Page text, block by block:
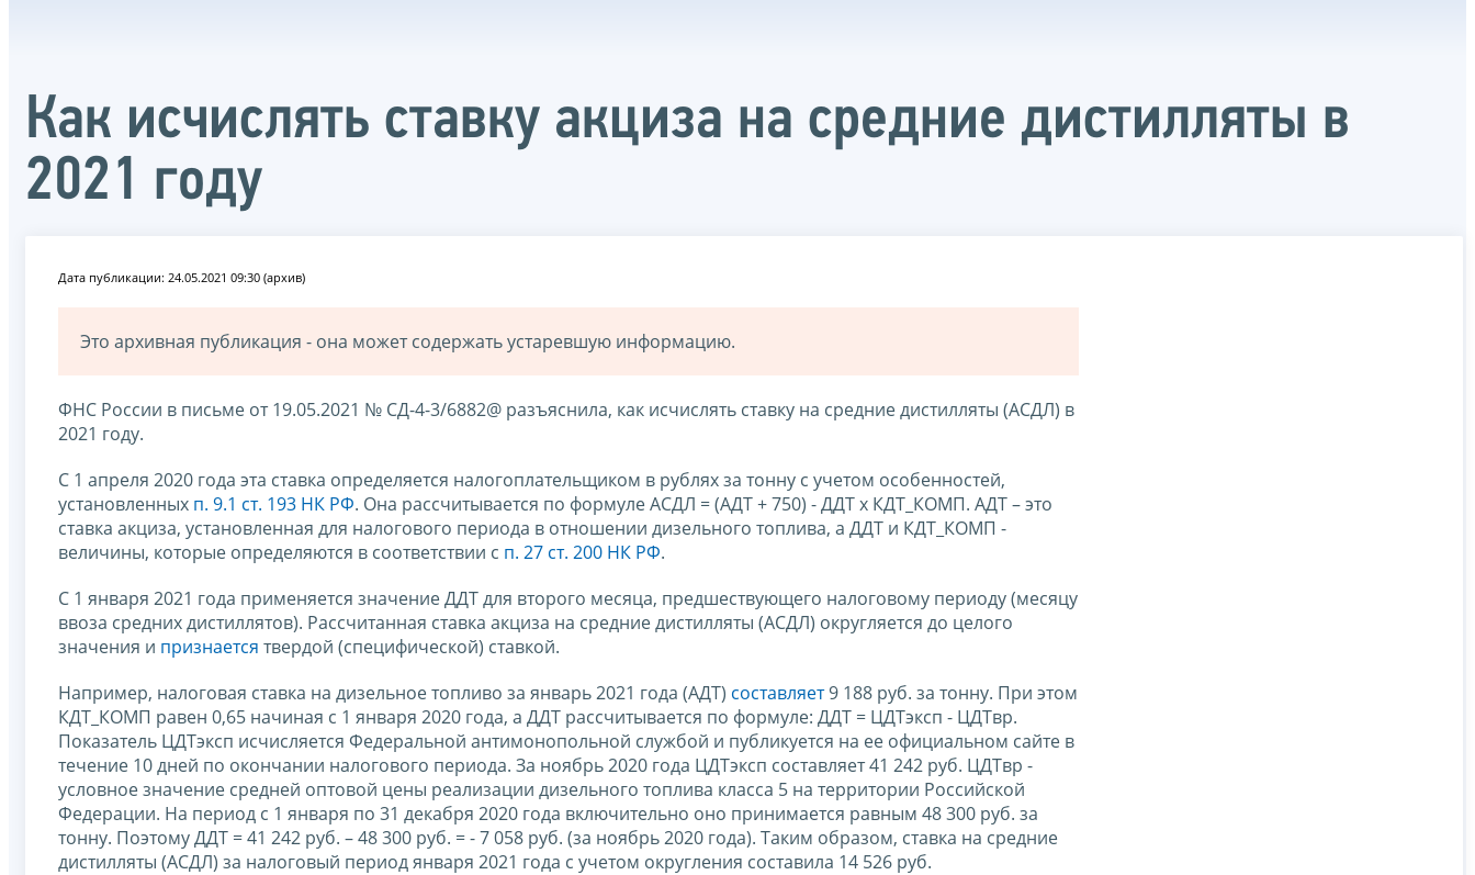
Как исчислять ставку акциза на средние дистилляты в
2021 году
Дата публикации: 24.05.2021 09:30 (архив)
Это архивная публикация - она может содержать устаревшую информацию.
ФНС России в письме от 19.05.2021 № СД-4-3/6882@ разъяснила, как исчислять ставку на средние дистилляты (АСДЛ) в
2021 году.
С 1 апреля 2020 года эта ставка определяется налогоплательщиком в рублях за тонну с учетом особенностей,
установленных п. 9.1 ст. 193 НК РФ. Она рассчитывается по формуле АСДЛ = (АДТ + 750) - ДДТ x КДТ_КОМП. АДТ – это
ставка акциза, установленная для налогового периода в отношении дизельного топлива, а ДДТ и КДТ_КОМП -
величины, которые определяются в соответствии с п. 27 ст. 200 НК РФ.
С 1 января 2021 года применяется значение ДДТ для второго месяца, предшествующего налоговому периоду (месяцу
ввоза средних дистиллятов). Рассчитанная ставка акциза на средние дистилляты (АСДЛ) округляется до целого
значения и признается твердой (специфической) ставкой.
Например, налоговая ставка на дизельное топливо за январь 2021 года (АДТ) составляет9 188 руб. за тонну. При этом
КДТ_КОМП равен 0,65 начиная с 1 января 2020 года, а ДДТ рассчитывается по формуле: ДДТ = ЦДТэксп - ЦДТвр.
Показатель ЦДТэксп исчисляется Федеральной антимонопольной службой и публикуется на ее официальном сайте в
течение 10 дней по окончании налогового периода. За ноябрь 2020 года ЦДТэксп составляет 41 242 руб. ЦДТвр -
условное значение средней оптовой цены реализации дизельного топлива класса 5 на территории Российской
Федерации. На период с 1 января по 31 декабря 2020 года включительно оно принимается равным 48 300 руб. за
тонну. Поэтому ДДТ = 41 242 руб. – 48 300 руб. = - 7 058 руб. (за ноябрь 2020 года). Таким образом, ставка на средние
дистилляты (АСДЛ) за налоговый период января 2021 года с учетом округления составила 14 526 руб.